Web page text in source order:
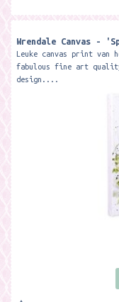
Wrendale Canvas -
Leuke canvas print van
fabulous fine art
design....